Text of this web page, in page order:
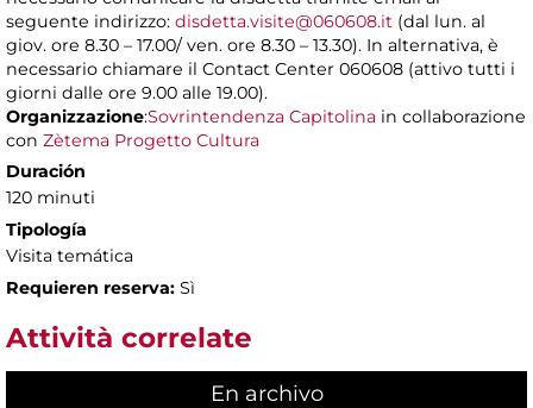
seguente indirizzo: disdetta.visite@060608.it (dal lun. al
giov. ore 8.30 – 17.00/ ven. ore 8.30 – 13.30). In alternativa, è
necessario chiamare il Contact Center 060608 (attivo tutti i
giorni dalle ore 9.00 alle 19.00).
Organizzazione:Sovrintendenza Capitolina in collaborazione
con Zètema Progetto Cultura
Duración
120 minuti
Tipología
Visita temática
Requieren reserva: Sì
Attività correlate
En archivo